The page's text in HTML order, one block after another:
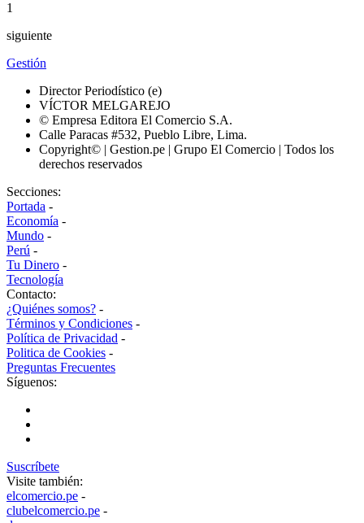
1
siguiente
Gestión
Director Periodístico (e)
VÍCTOR MELGAREJO
© Empresa Editora El Comercio S.A.
Calle Paracas #532, Pueblo Libre, Lima.
Copyright© | Gestion.pe | Grupo El Comercio | Todos los
derechos reservados
Secciones:
Portada -
Economía -
Mundo -
Perú -
Tu Dinero -
Tecnología
Contacto:
¿Quiénes somos? -
Términos y Condiciones -
Política de Privacidad -
Politica de Cookies -
Preguntas Frecuentes
Síguenos:
Suscríbete
Visite también:
elcomercio.pe -
clubelcomercio.pe -